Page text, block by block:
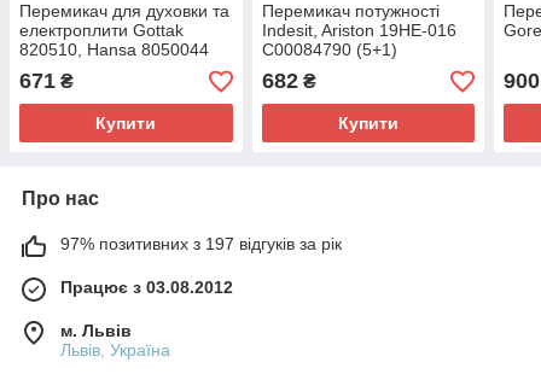
Перемикач для духовки та
електроплити Gottak
820510, Hansa 8050044
671 ₴
Купити
Перемикач потужності
Indesit, Ariston 19НЕ-016
C00084790 (5+1)
682₴
Купити
900
Про нас
97% позитивних з 197 відгуків за рік
Працює з 03.08.2012
м. Львів
Львів, Україна